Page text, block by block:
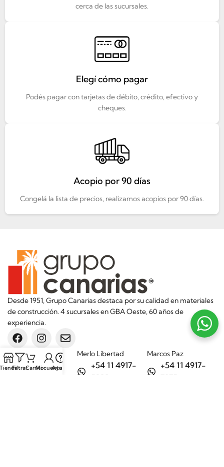
cerca de las sucursales.
Elegí cómo pagar
Podés pagar con tarjetas de débito, crédito, efectivo y
cheques.
Acopio por 90 días
Congelá la lista de precios, realizamos acopios por 90 días.
Desde 1951, Grupo Canarias destaca por su calidad en materiales
de construcción. 4 sucursales en GBA Oeste, 60 años de
experiencia.
Sucursales Merlo Libertad
+54 11 4917-
5992
Marcos Paz
+54 11 4917-
7075
FiltrarCarritoMi cuenta
Ayuda